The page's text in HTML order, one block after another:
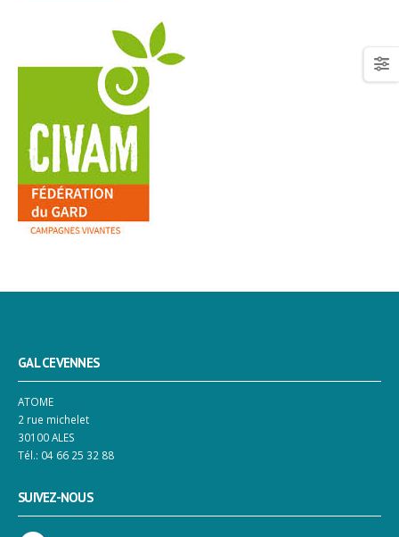
GAL CEVENNES
ATOME
2 rue michelet
30100 ALES
Tél.: 04 66 25 32 88
SUIVEZ-NOUS